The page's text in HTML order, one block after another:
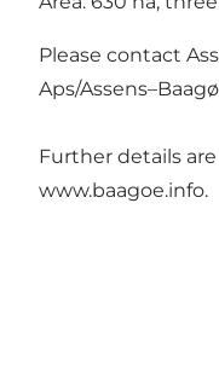
Please contact
Aps/
Further details
www.baagoe.info.